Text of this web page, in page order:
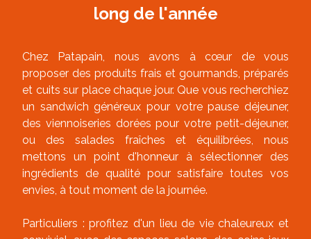
long de l'année
Chez Patapain, nous avons à cœur de vous
proposer des produits frais et gourmands, préparés
et cuits sur place chaque jour. Que vous recherchiez
un sandwich généreux pour votre pause déjeuner,
des viennoiseries dorées pour votre petit-déjeuner,
ou des salades fraîches et équilibrées, nous
mettons un point d'honneur à sélectionner des
ingrédients de qualité pour satisfaire toutes vos
envies, à tout moment de la journée.
Particuliers : profitez d'un lieu de vie chaleureux et